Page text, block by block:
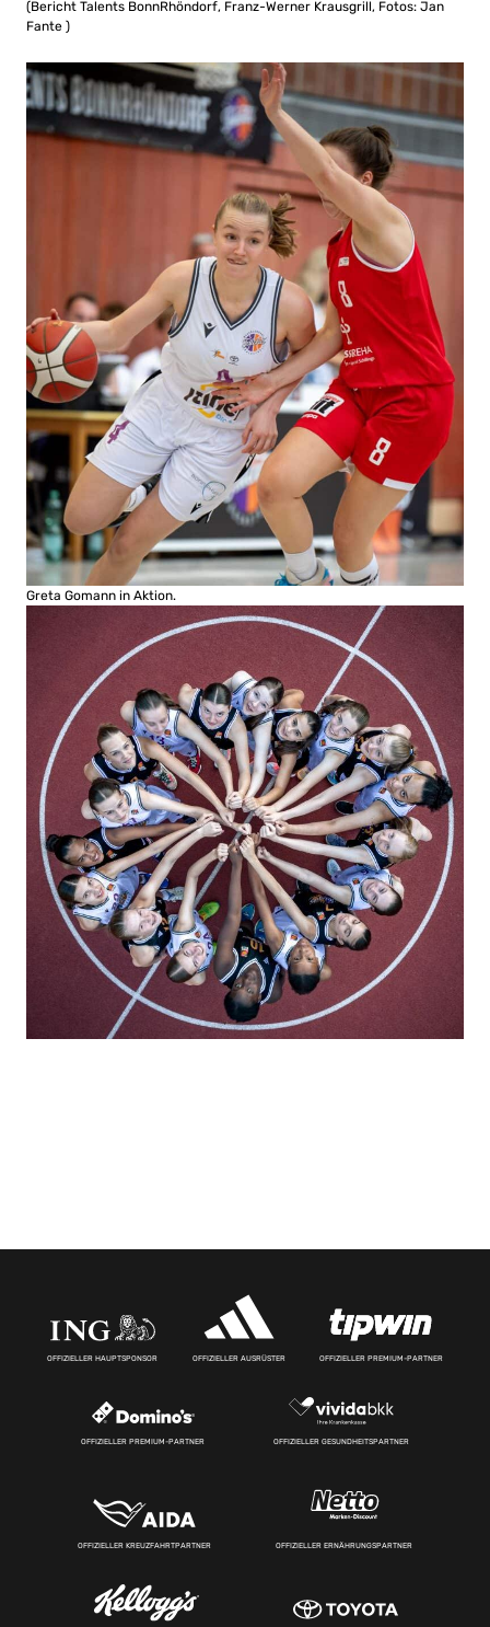
(Bericht Talents BonnRhöndorf, Franz-Werner Krausgrill, Fotos: Jan
Fante )
Greta Gomann in Aktion.
OFFIZIELLER HAUPTSPONSOR OFFIZIELLER AUSRÜSTER OFFIZIELLER PREMIUM-PARTNER
OFFIZIELLER PREMIUM-PARTNER OFFIZIELLER GESUNDHEITSPARTNER
OFFIZIELLER KREUZFAHRTPARTNER OFFIZIELLER ERNÄHRUNGSPARTNER